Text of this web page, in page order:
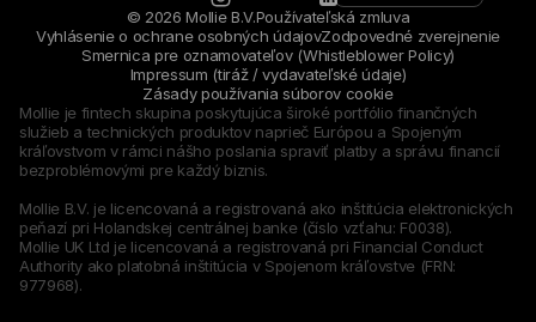
© 2026 Mollie B.V.Používateľská zmluva
Vyhlásenie o ochrane osobných údajovZodpovedné zverejnenie
Smernica pre oznamovateľov (Whistleblower Policy)
Impressum (tiráž / vydavateľské údaje)
Zásady používania súborov cookie
Mollie je fintech skupina poskytujúca široké portfólio finančných
služieb a technických produktov naprieč Európou a Spojeným
kráľovstvom v rámci nášho poslania spraviť platby a správu financií
bezproblémovými pre každý biznis.
Mollie B.V. je licencovaná a registrovaná ako inštitúcia elektronických
peňazí pri Holandskej centrálnej banke (číslo vzťahu: F0038).
Mollie UK Ltd je licencovaná a registrovaná pri Financial Conduct
Authority ako platobná inštitúcia v Spojenom kráľovstve (FRN:
977968).